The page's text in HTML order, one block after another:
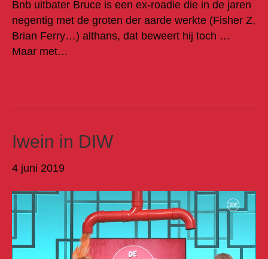
Bnb uitbater Bruce is een ex-roadie die in de jaren
negentig met de groten der aarde werkte (Fisher Z,
Brian Ferry…) althans, dat beweert hij toch …
Maar met…
Iwein in DIW
4 juni 2019